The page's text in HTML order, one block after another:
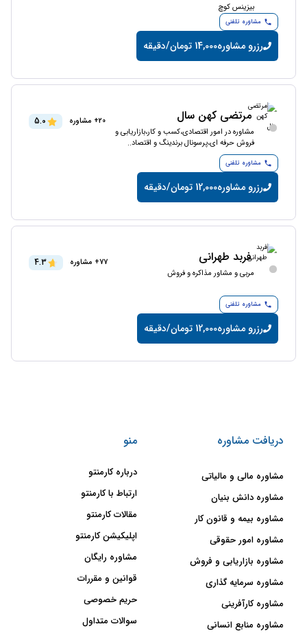
بیزینس کوچ
مشاوره تلفنی
رزرو مشاوره14,000 تومان/دقیقه
مرتضی کهن سال
مشاوره در امور اقتصادی،کسب و کار،بازاریابی و
فروش حرفه ای،پرسونال برندینگ و اقتصاد..
20+ مشاوره 5.0
مشاوره تلفنی
رزرو مشاوره12,000 تومان/دقیقه
فربد طهرانی
مربی و مشاور مذاکره و فروش
77+ مشاوره 4.3
مشاوره تلفنی
رزرو مشاوره12,000 تومان/دقیقه
دریافت مشاوره
مشاوره مالی و مالیاتی
مشاوره دانش بنیان
مشاوره بیمه و قانون کار
مشاوره امور حقوقی
مشاوره بازاریابی و فروش
مشاوره سرمایه گذاری
مشاوره کارآفرینی
مشاوره منابع انسانی
منو
درباره کارمنتو
ارتباط با کارمنتو
مقالات کارمنتو
اپلیکیشن کارمنتو
مشاوره رایگان
قوانین و مقررات
حریم خصوصی
سوالات متداول